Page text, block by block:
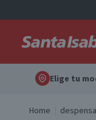
Elige tu
Home despensa